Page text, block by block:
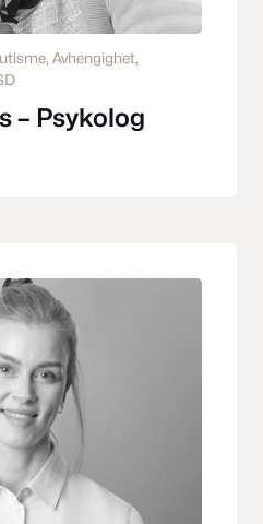
, Avhengighet
– Psykolog